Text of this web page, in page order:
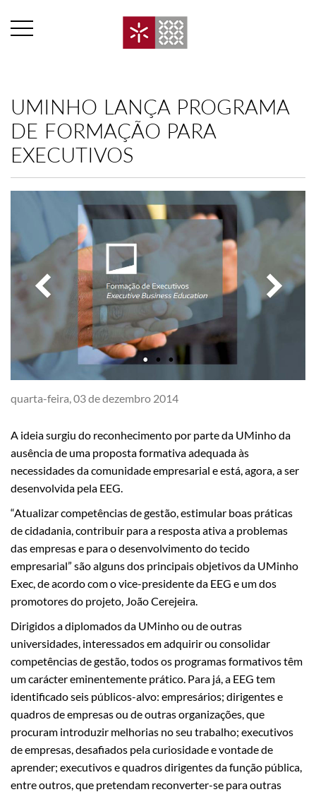
UMINHO LANÇA PROGRAMA
DE FORMAÇÃO PARA
EXECUTIVOS
quarta-feira, 03 de dezembro 2014
​A ideia surgiu do reconhecimento por parte da UMinho da
ausência de uma proposta formativa adequada às
necessidades da comunidade empresarial e está, agora, a ser
desenvolvida pela EEG. ​
“Atualizar competências de gestão, estimular boas práticas
de cidadania, contribuir para a resposta ativa a problemas
das empresas e para o desenvolvimento do tecido
empresarial” são alguns dos principais objetivos da UMinho
Exec, de acordo com o vice-presidente da EEG e um dos
promotores do projeto, João Cerejeira.
Dirigidos a diplomados da UMinho ou de outras
universidades, interessados em adquirir ou consolidar
competências de gestão, todos os programas formativos têm
um carácter eminentemente prático. Para já, a EEG tem
identificado seis públicos-alvo: empresários; dirigentes e
quadros de empresas ou de outras organizações, que
procuram introduzir melhorias no seu trabalho; executivos
de empresas, desafiados pela curiosidade e vontade de
aprender; executivos e quadros dirigentes da função pública,
entre outros, que pretendam reconverter-se para outras